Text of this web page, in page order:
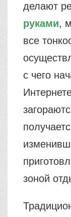
делают
руками,
все
с чего
зоной